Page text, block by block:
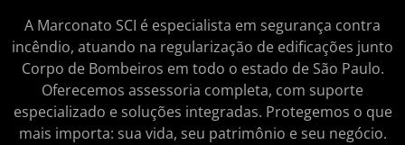
A Marconato SCI é especialista em segurança contra
incêndio, atuando na regularização de edificações junto
Corpo de Bombeiros em todo o estado de São Paulo.
Oferecemos assessoria completa, com suporte
especializado e soluções integradas. Protegemos o que
mais importa: sua vida, seu patrimônio e seu negócio.